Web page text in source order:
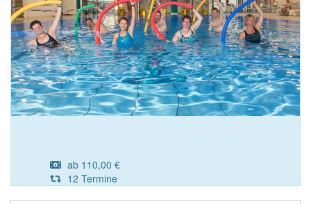
ab 110,00 €
12 Termine